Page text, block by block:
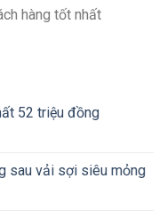
hàng tốt nhất
52 triệu đồng
sau vải sợi siêu mỏng